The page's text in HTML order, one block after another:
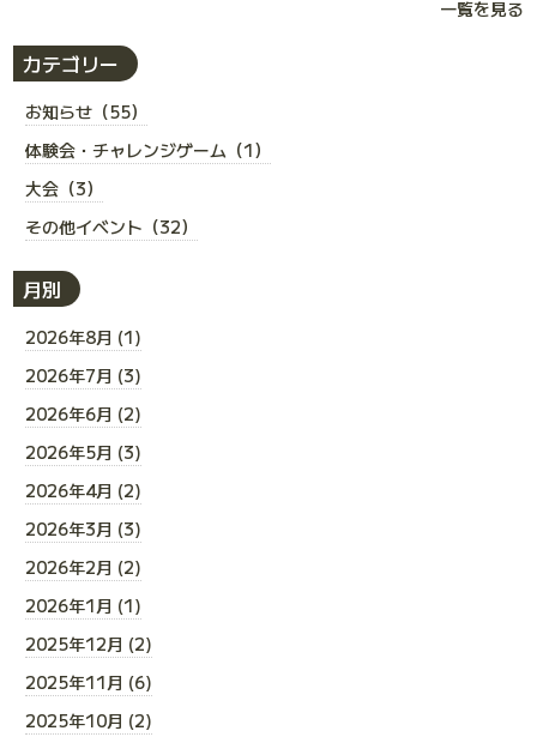
一覧を見る
カテゴリー
お知らせ（55）
体験会・チャレンジゲーム（1）
大会（3）
その他イベント（32）
月別
2026年8月 (1)
2026年7月 (3)
2026年6月 (2)
2026年5月 (3)
2026年4月 (2)
2026年3月 (3)
2026年2月 (2)
2026年1月 (1)
2025年12月 (2)
2025年11月 (6)
2025年10月 (2)